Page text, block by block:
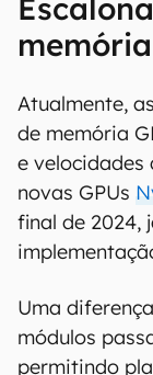
memória
Atualmente,